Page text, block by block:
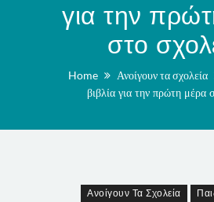
για την
στο
Home Ανοίγουν τα σχολεία
βιβλία για την πρώτη μέρα
Ανοίγουν Τα Σχολεία